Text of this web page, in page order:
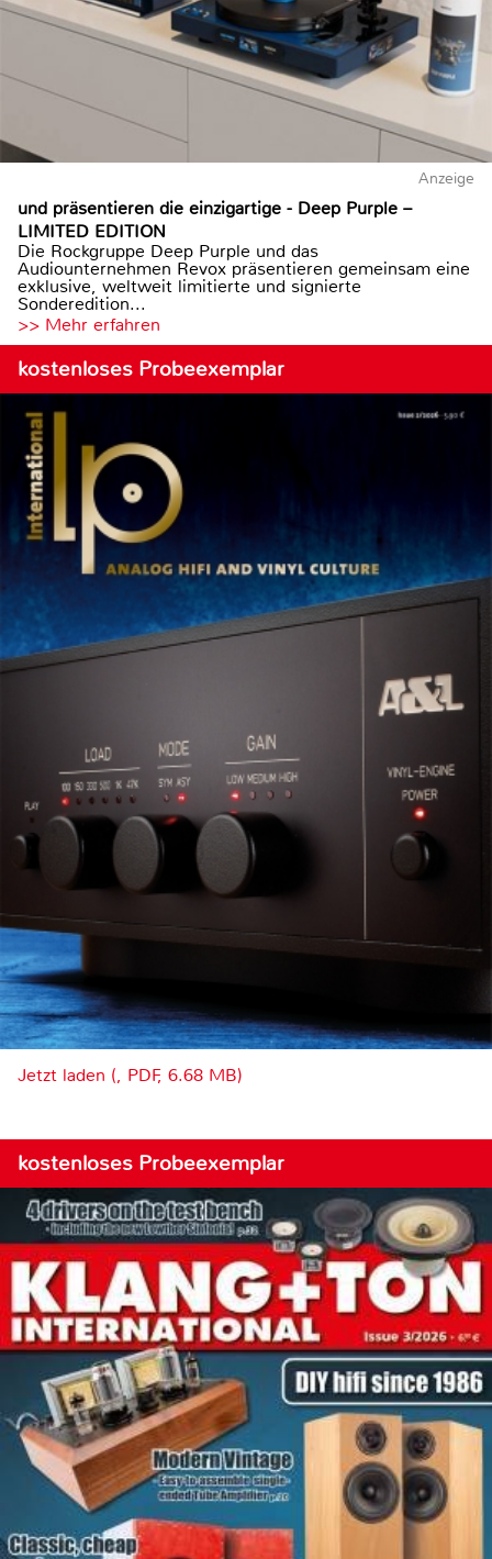
Anzeige
und präsentieren die einzigartige - Deep Purple –
LIMITED EDITION
Die Rockgruppe Deep Purple und das
Audiounternehmen Revox präsentieren gemeinsam eine
exklusive, weltweit limitierte und signierte
Sonderedition...
>> Mehr erfahren
kostenloses Probeexemplar
Jetzt laden (, PDF, 6.68 MB)
kostenloses Probeexemplar